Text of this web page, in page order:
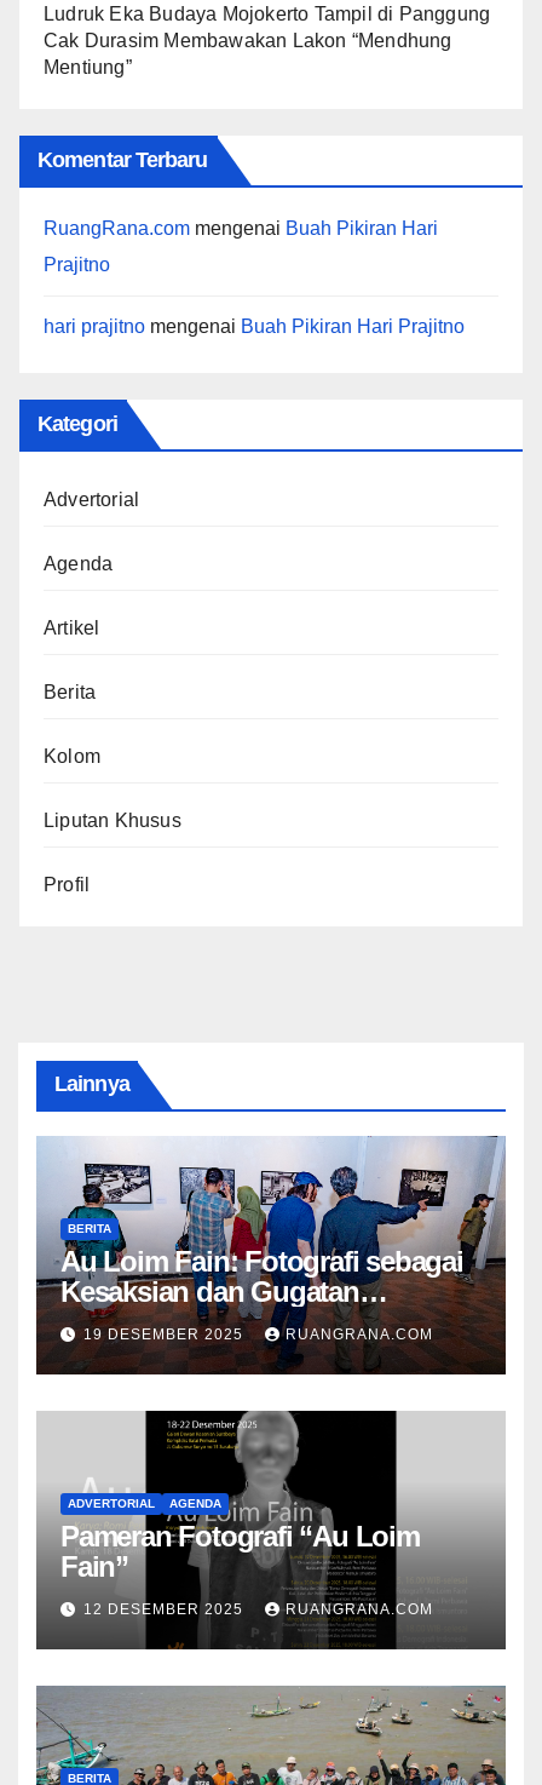
Ludruk Eka Budaya Mojokerto Tampil di Panggung
Cak Durasim Membawakan Lakon “Mendhung
Mentiung”
Komentar Terbaru
RuangRana.com mengenai Buah Pikiran Hari
Prajitno
hari prajitno mengenai Buah Pikiran Hari Prajitno
Kategori
Advertorial
Agenda
Artikel
Berita
Kolom
Liputan Khusus
Profil
Lainnya
BERITA
Au Loim Fain: Fotografi sebagai
Kesaksian dan Gugatan
Kemanusiaan
19 DESEMBER 2025 RUANGRANA.COM
ADVERTORIAL AGENDA
Pameran Fotografi “Au Loim
Fain”
12 DESEMBER 2025 RUANGRANA.COM
BERITA